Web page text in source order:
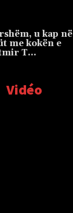
u kap në
me kokën e
T…
Vidéo